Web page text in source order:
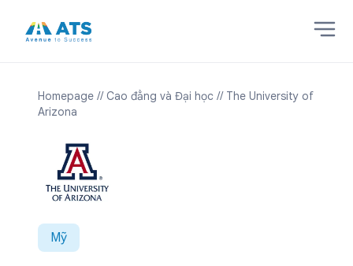
Homepage // Cao đẳng và Đại học // The University of
Arizona
Mỹ